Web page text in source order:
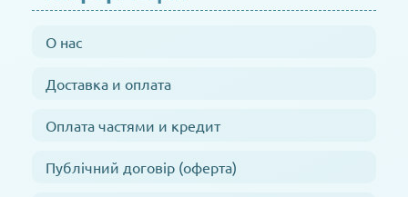
О нас
Доставка и оплата
Оплата частями и кредит
Публічний договір (оферта)